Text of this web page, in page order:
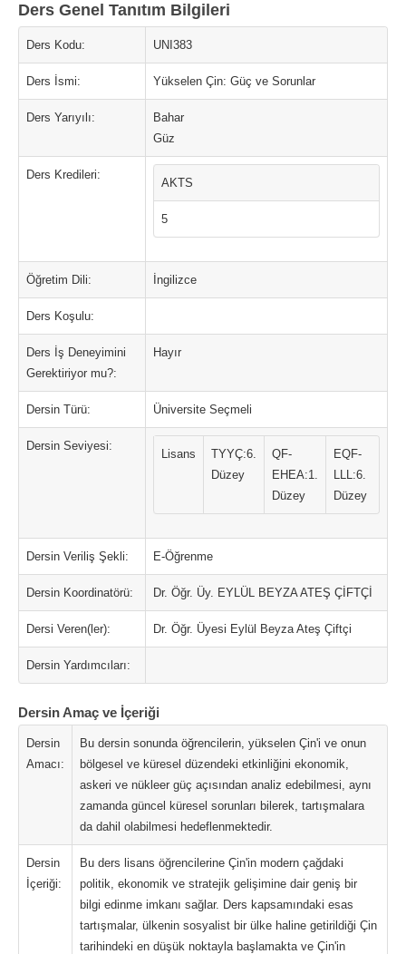
Ders Genel Tanıtım Bilgileri
Ders Kodu: UNI383
Ders İsmi: Yükselen Çin: Güç ve Sorunlar
Ders Yarıyılı:
Bahar
Güz
Ders Kredileri:
AKTS
5
Öğretim Dili: İngilizce
Ders Koşulu:
Ders İş Deneyimini
Gerektiriyor mu?:
Hayır
Dersin Türü: Üniversite Seçmeli
Dersin Seviyesi:
Lisans
TYYÇ:6.
Düzey
QF-
EHEA:1.
Düzey
EQF-
LLL:6.
Düzey
Dersin Veriliş Şekli: E-Öğrenme
Dersin Koordinatörü: Dr. Öğr. Üy. EYLÜL BEYZA ATEŞ ÇİFTÇİ
Dersi Veren(ler): Dr. Öğr. Üyesi Eylül Beyza Ateş Çiftçi
Dersin Yardımcıları:
Dersin Amaç ve İçeriği
Dersin
Amacı:
Bu dersin sonunda öğrencilerin, yükselen Çin'i ve onun
bölgesel ve küresel düzendeki etkinliğini ekonomik,
askeri ve nükleer güç açısından analiz edebilmesi, aynı
zamanda güncel küresel sorunları bilerek, tartışmalara
da dahil olabilmesi hedeflenmektedir.
Dersin
İçeriği:
Bu ders lisans öğrencilerine Çin'in modern çağdaki
politik, ekonomik ve stratejik gelişimine dair geniş bir
bilgi edinme imkanı sağlar. Ders kapsamındaki esas
tartışmalar, ülkenin sosyalist bir ülke haline getirildiği Çin
tarihindeki en düşük noktayla başlamakta ve Çin'in